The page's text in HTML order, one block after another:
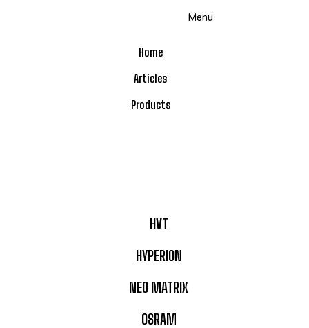
Home
Articles
Products
HVT
HYPERION
NEO MATRIX
OSRAM
Menu